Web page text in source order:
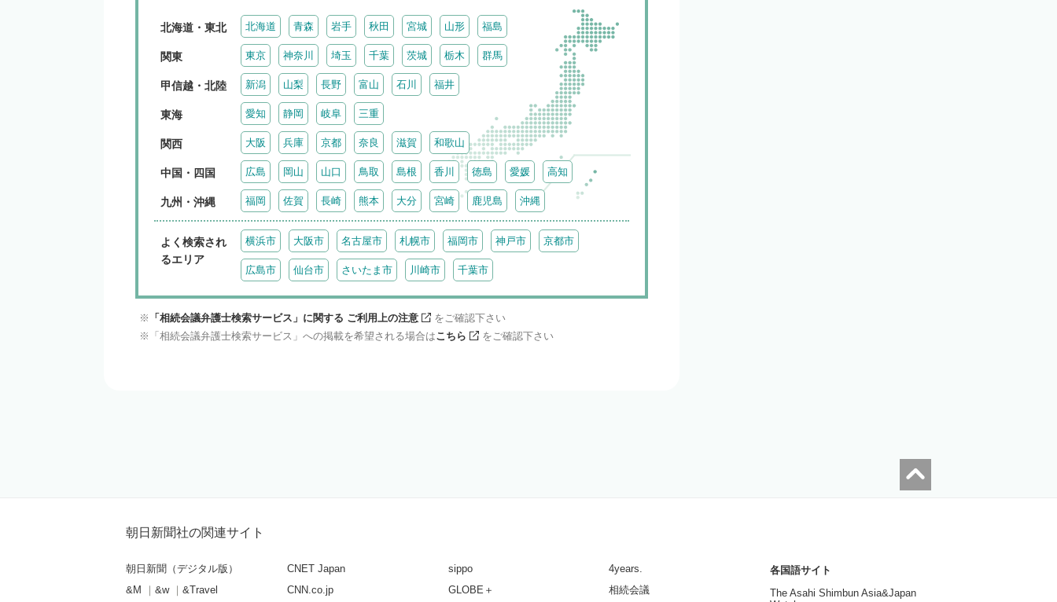
北海道・東北 北海道 青森 岩手 秋田 宮城 山形 福島
関東 東京 神奈川 埼玉 千葉 茨城 栃木 群馬
甲信越・北陸 新潟 山梨 長野 富山 石川 福井
東海 愛知 静岡 岐阜 三重
関西 大阪 兵庫 京都 奈良 滋賀 和歌山
中国・四国 広島 岡山 山口 鳥取 島根 香川 徳島 愛媛 高知
九州・沖縄 福岡 佐賀 長崎 熊本 大分 宮崎 鹿児島 沖縄
よく検索され
るエリア
横浜市 大阪市 名古屋市 札幌市 福岡市 神戸市 京都市
広島市 仙台市 さいたま市 川崎市 千葉市
「相続会議弁護士検索サービス」に関する ご利用上の注意
をご確認下さい
「相続会議弁護士検索サービス」への掲載を希望される場合はこちら をご確認下さい
朝日新聞社の関連サイト
朝日新聞（デジタル版）
&M
&w &Travel
CNET Japan
CNN.co.jp
sippo
GLOBE＋
4years.
相続会議
各国語サイト
The Asahi Shimbun Asia&Japan